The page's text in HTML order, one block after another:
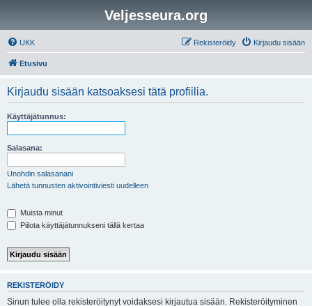
Veljesseura.org
UKK Kirjaudu sisään
Rekisteröidy
Etusivu
Kirjaudu sisään katsoaksesi tätä profiilia.
Käyttäjätunnus:
Salasana:
Unohdin salasanani
Lähetä tunnusten aktivointiviesti uudelleen
Muista minut
Piilota käyttäjätunnukseni tällä kertaa
REKISTERÖIDY
Sinun tulee olla rekisteröitynyt voidaksesi kirjautua sisään. Rekisteröityminen